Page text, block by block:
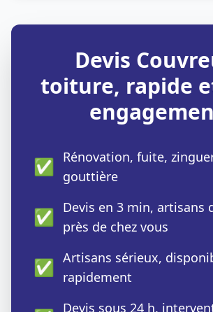
Devis
toiture, rapide
✅ Rénovation, fuite,
gouttière
✅ Devis en 3 min, artisans
près de chez vous
✅ Artisans sérieux,
rapidement
Devis sous 24 h,